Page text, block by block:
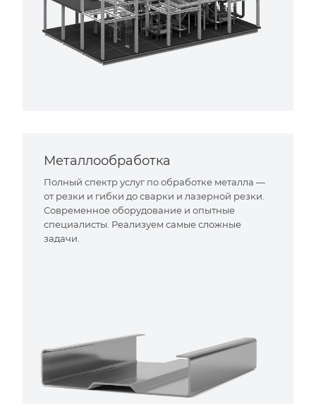
Металлообработка
Полный спектр услуг по обработке металла —
от резки и гибки до сварки и лазерной резки.
Современное оборудование и опытные
специалисты. Реализуем самые сложные
задачи.